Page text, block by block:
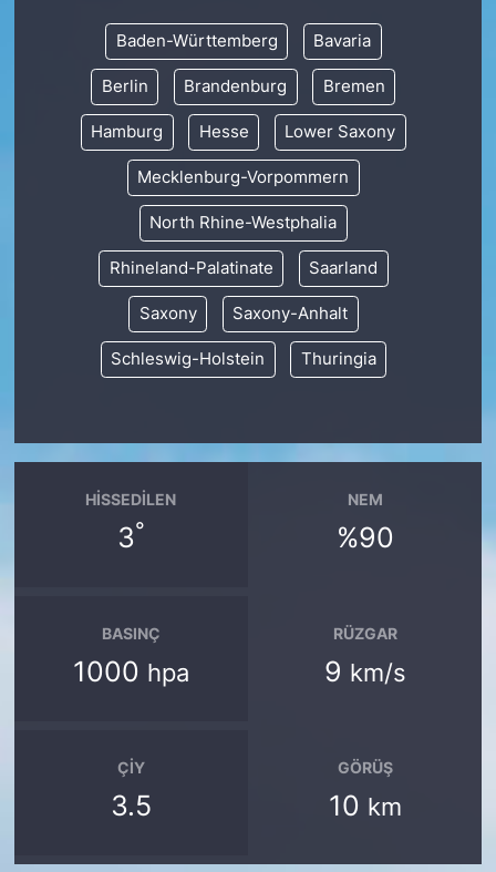
Baden-Württemberg Bavaria
Berlin Brandenburg Bremen
Hamburg Hesse Lower Saxony
Mecklenburg-Vorpommern
North Rhine-Westphalia
Rhineland-Palatinate Saarland
Saxony Saxony-Anhalt
Schleswig-Holstein Thuringia
HISSEDILEN
3°
NEM
%90
BASINÇ
1000 hpa
RÜZGAR
9 km/s
ÇIY
3.5
GÖRÜŞ
10 km